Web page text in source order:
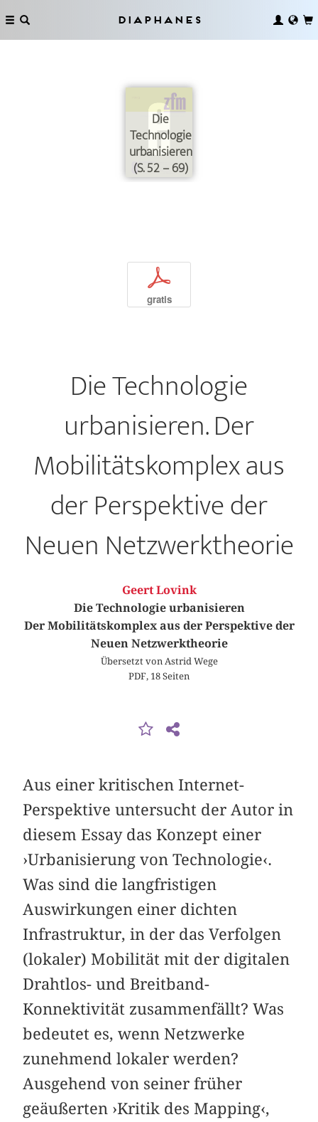
Diaphanes
Die
Technologie
urbanisieren
(S. 52 – 69)
p
gratis
Die Technologie
urbanisieren. Der
Mobilitätskomplex aus
der Perspektive der
Neuen Netzwerktheorie
Geert Lovink
Die Technologie urbanisieren
Der Mobilitätskomplex aus der Perspektive der
Neuen Netzwerktheorie
Übersetzt von Astrid Wege
PDF, 18 Seiten
Aus einer kritischen Internet-
Perspektive untersucht der Autor in
diesem Essay das Konzept einer
›Urbanisierung von Technologie‹.
Was sind die langfristigen
Auswirkungen einer dichten
Infrastruktur, in der das Verfolgen
(lokaler) Mobilität mit der digitalen
Drahtlos- und Breitband-
Konnektivität zusammenfällt? Was
bedeutet es, wenn Netzwerke
zunehmend lokaler werden?
Ausgehend von seiner früher
geäußerten ›Kritik des Mapping‹,